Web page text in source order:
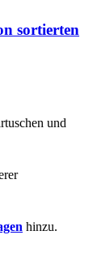
sortierten
und
hinzu.